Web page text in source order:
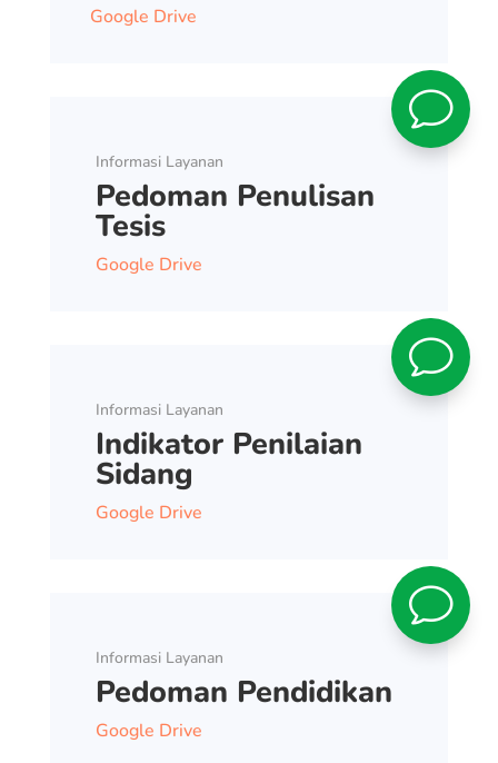
Google Drive
v
Informasi Layanan
Pedoman Penulisan
Tesis
Google Drive
v
Informasi Layanan
Indikator Penilaian
Sidang
Google Drive
v
Informasi Layanan
Pedoman Pendidikan
Google Drive